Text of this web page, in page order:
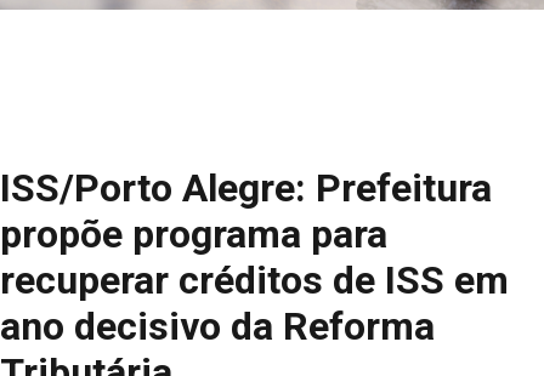
ISS/Porto Alegre: Prefeitura
propõe programa para
recuperar créditos de ISS em
ano decisivo da Reforma